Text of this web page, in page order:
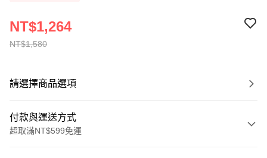
NT$1,580
NT$1,264
請選擇商品選項
付款與運送方式
超取滿NT$599免運